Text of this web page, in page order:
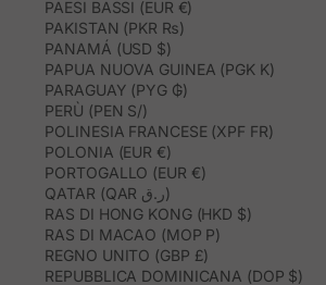
PAESI BASSI (EUR €)
PAKISTAN (PKR ₨)
PANAMÁ (USD $)
PAPUA NUOVA GUINEA (PGK K)
PARAGUAY (PYG ₲)
PERÙ (PEN S/)
POLINESIA FRANCESE (XPF FR)
POLONIA (EUR €)
PORTOGALLO (EUR €)
QATAR (QAR ر.ق)
RAS DI HONG KONG (HKD $)
RAS DI MACAO (MOP P)
REGNO UNITO (GBP £)
REPUBBLICA DOMINICANA (DOP $)